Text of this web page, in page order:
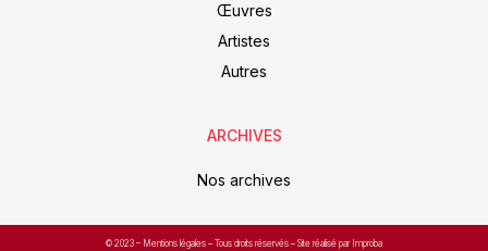
Œuvres
Artistes
Autres
ARCHIVES
Nos archives
© 2023 – Mentions légales – Tous droits réservés – Site réalisé par Improba